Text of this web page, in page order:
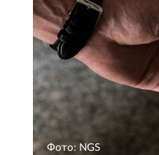
Фото: NGS